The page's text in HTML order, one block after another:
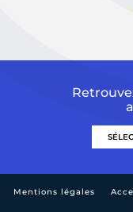
Mentions légales